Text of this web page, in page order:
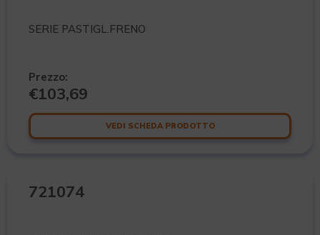
SERIE PASTIGL.FRENO
Prezzo:
€103,69
VEDI SCHEDA PRODOTTO
721074